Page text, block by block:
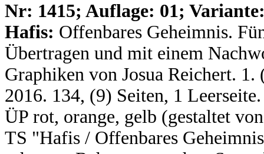
Nr: 1415; Auflage: 01;
Hafis: Offenbares Geheimnis.
Übertragen und mit einem
Graphiken von Josua Reichert.
2016. 134, (9) Seiten, 1
ÜP rot, orange, gelb (gestaltet
TS "Hafis / Offenbares